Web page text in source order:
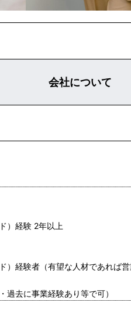
会社について
）経験 2年以上
）経験者（有望な人材であれば
過去に事業経験あり等で可）